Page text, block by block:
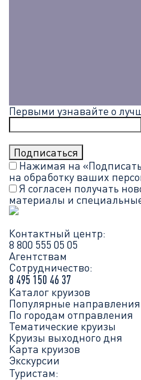
Первыми узнавайте о
Нажимая на
на обработку ваших
Я согласен получать
материалы и
Контактный центр:
8 800 555 05 05
Агентствам
Сотрудничество:
8 495 150 46 37
Каталог круизов
Популярные направления
По городам отправления
Тематические круизы
Круизы выходного дня
Карта круизов
Экскурсии
Туристам: